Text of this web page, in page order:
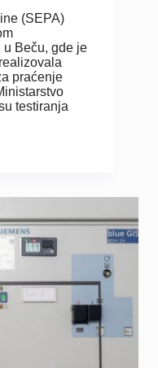
(SEPA)
u Beču, gde je
praćenje
testiranja